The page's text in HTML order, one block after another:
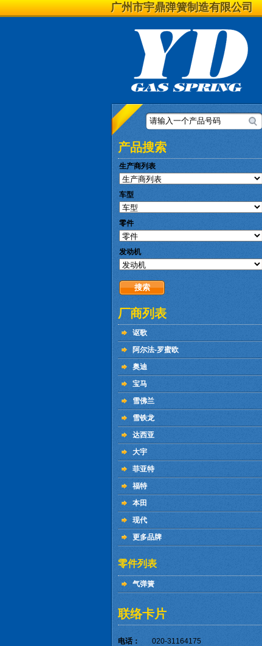
广州市宇鼎弹簧制造有限公司
请输入一个产品号码
产品搜索
生产商列表
车型
零件
发动机
厂商列表
讴歌
阿尔法-罗蜜欧
奥迪
宝马
雪佛兰
雪铁龙
达西亚
大宇
菲亚特
福特
本田
现代
更多品牌
零件列表
气弹簧
联络卡片
电话：
020-31164175